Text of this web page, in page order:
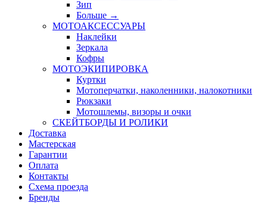
Зип
Больше →
МОТОАКСЕССУАРЫ
Наклейки
Зеркала
Кофры
МОТОЭКИПИРОВКА
Куртки
Мотоперчатки, наколенники, налокотники
Рюкзаки
Мотошлемы, визоры и очки
СКЕЙТБОРДЫ И РОЛИКИ
Доставка
Мастерская
Гарантии
Оплата
Контакты
Схема проезда
Бренды